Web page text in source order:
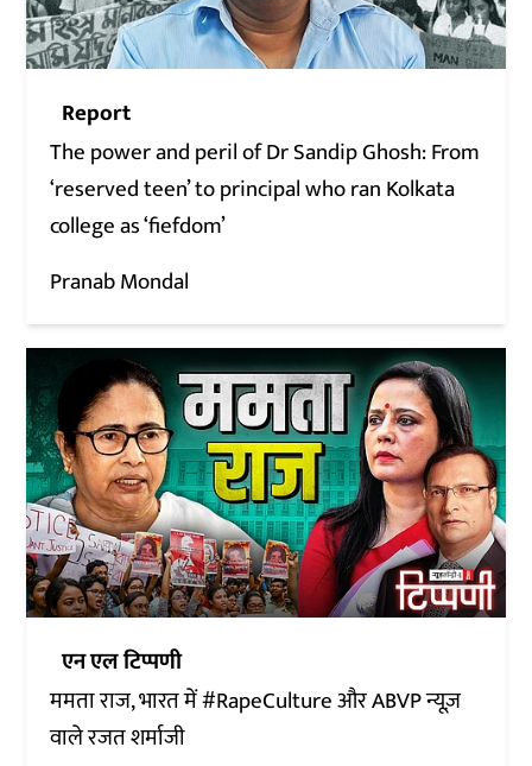
Report
The power and peril of Dr Sandip Ghosh: From
‘reserved teen’ to principal who ran Kolkata
college as ‘fiefdom’
Pranab Mondal
एन एल टिप्पणी
ममता राज, भारत में #RapeCulture और ABVP न्यूज़
वाले रजत शर्माजी